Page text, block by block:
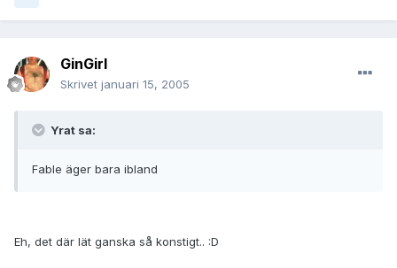
GinGirl
Skrivet januari 15, 2005
Yrat sa:
Fable äger bara ibland
Eh, det där lät ganska så konstigt.. :D